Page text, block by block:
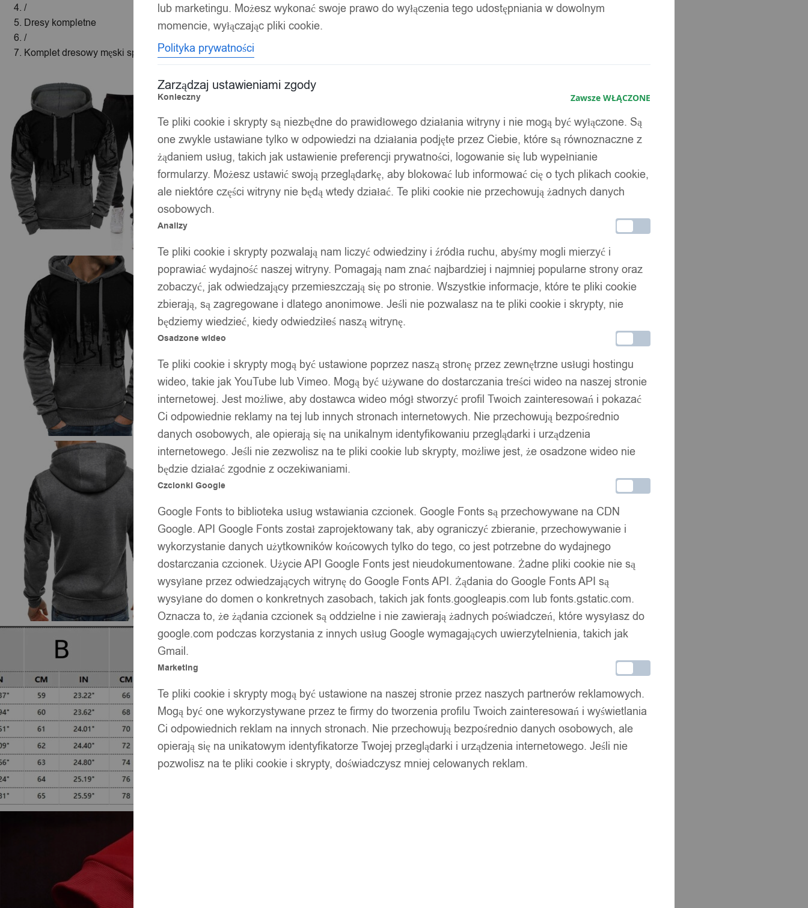
/
Dresy kompletne
/
Komplet dresowy męski spodnie bluza sportowy z kapturem szaro-czarna xxxl
lub marketingu. Możesz wykonać swoje prawo do wyłączenia tego udostępniania w dowolnym
momencie, wyłączając pliki cookie.
Polityka prywatności
Zarządzaj ustawieniami zgody
Konieczny Zawsze WŁĄCZONE
Te pliki cookie i skrypty są niezbędne do prawidłowego działania witryny i nie mogą być wyłączone. Są
one zwykle ustawiane tylko w odpowiedzi na działania podjęte przez Ciebie, które są równoznaczne z
żądaniem usług, takich jak ustawienie preferencji prywatności, logowanie się lub wypełnianie
formularzy. Możesz ustawić swoją przeglądarkę, aby blokować lub informować cię o tych plikach cookie,
ale niektóre części witryny nie będą wtedy działać. Te pliki cookie nie przechowują żadnych danych
osobowych.
Analizy
Te pliki cookie i skrypty pozwalają nam liczyć odwiedziny i źródła ruchu, abyśmy mogli mierzyć i
poprawiać wydajność naszej witryny. Pomagają nam znać najbardziej i najmniej popularne strony oraz
zobaczyć, jak odwiedzający przemieszczają się po stronie. Wszystkie informacje, które te pliki cookie
zbierają, są zagregowane i dlatego anonimowe. Jeśli nie pozwalasz na te pliki cookie i skrypty, nie
będziemy wiedzieć, kiedy odwiedziłeś naszą witrynę.
Osadzone wideo
Te pliki cookie i skrypty mogą być ustawione poprzez naszą stronę przez zewnętrzne usługi hostingu
wideo, takie jak YouTube lub Vimeo. Mogą być używane do dostarczania treści wideo na naszej stronie
internetowej. Jest możliwe, aby dostawca wideo mógł stworzyć profil Twoich zainteresowań i pokazać
Ci odpowiednie reklamy na tej lub innych stronach internetowych. Nie przechowują bezpośrednio
danych osobowych, ale opierają się na unikalnym identyfikowaniu przeglądarki i urządzenia
internetowego. Jeśli nie zezwolisz na te pliki cookie lub skrypty, możliwe jest, że osadzone wideo nie
będzie działać zgodnie z oczekiwaniami.
Czcionki Google
Google Fonts to biblioteka usług wstawiania czcionek. Google Fonts są przechowywane na CDN
Google. API Google Fonts został zaprojektowany tak, aby ograniczyć zbieranie, przechowywanie i
wykorzystanie danych użytkowników końcowych tylko do tego, co jest potrzebne do wydajnego
dostarczania czcionek. Użycie API Google Fonts jest nieudokumentowane. Żadne pliki cookie nie są
wysyłane przez odwiedzających witrynę do Google Fonts API. Żądania do Google Fonts API są
wysyłane do domen o konkretnych zasobach, takich jak fonts.googleapis.com lub fonts.gstatic.com.
Oznacza to, że żądania czcionek są oddzielne i nie zawierają żadnych poświadczeń, które wysyłasz do
google.com podczas korzystania z innych usług Google wymagających uwierzytelnienia, takich jak
Gmail.
Marketing
Te pliki cookie i skrypty mogą być ustawione na naszej stronie przez naszych partnerów reklamowych.
Mogą być one wykorzystywane przez te firmy do tworzenia profilu Twoich zainteresowań i wyświetlania
Ci odpowiednich reklam na innych stronach. Nie przechowują bezpośrednio danych osobowych, ale
opierają się na unikatowym identyfikatorze Twojej przeglądarki i urządzenia internetowego. Jeśli nie
pozwolisz na te pliki cookie i skrypty, doświadczysz mniej celowanych reklam.